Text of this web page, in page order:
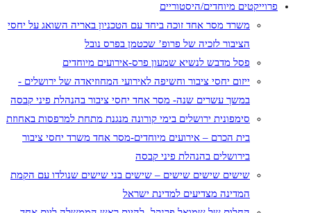
פרוייקטים מיוחדים/היסטוריים
משרד מסר אחד זוכה ביחד עם הטכניון באריה השואג על יחסי
הציבור לזכיה של פרופ’ שכטמן בפרס נובל
פסל מדבש לנשיא שמעון פרס-אירועים מיוחדים
ייזום יחסי ציבור וחשיפה לאירועי המחוזיאדה של ירושלים -
במשך עשרים שנה- מסר אחד יחסי ציבור בהנהלת פיני קבסה
סימפונית ירושלים בימי קורונה מנגנת מתחת למרפסות באחוזת
בית הכרם – אירועים מיוחדים-מסר אחד משרד יחסי ציבור
בירושלים בהנהלת פיני קבסה
שישים שישים שישים – שישים בני שישים שנולדו עם הקמת
המדינה מצדיעים למדינת ישראל